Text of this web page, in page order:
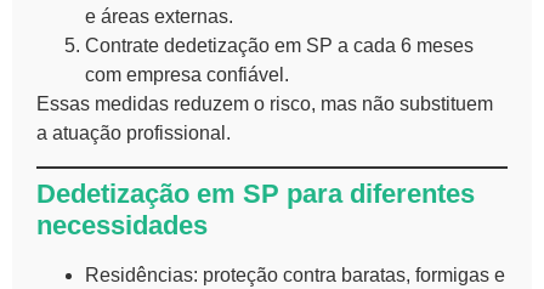
e áreas externas.
Contrate dedetização em SP a cada 6 meses
com empresa confiável.
Essas medidas reduzem o risco, mas não substituem
a atuação profissional.
Dedetização em SP para diferentes
necessidades
Residências: proteção contra baratas, formigas e